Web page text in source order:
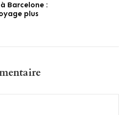
Barcelone :
plus